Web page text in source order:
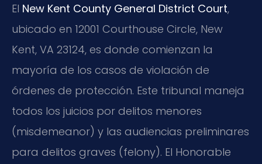
El New Kent County General District Court,
ubicado en 12001 Courthouse Circle, New
Kent, VA 23124, es donde comienzan la
mayoría de los casos de violación de
órdenes de protección. Este tribunal maneja
todos los juicios por delitos menores
(misdemeanor) y las audiencias preliminares
para delitos graves (felony). El Honorable